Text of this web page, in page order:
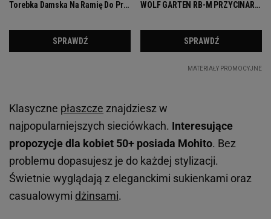
Klasyczne płaszcze znajdziesz w
najpopularniejszych sieciówkach. Interesujące
propozycje dla kobiet 50+ posiada Mohito. Bez
problemu dopasujesz je do każdej stylizacji.
Świetnie wyglądają z eleganckimi sukienkami oraz
casualowymi dżinsami.